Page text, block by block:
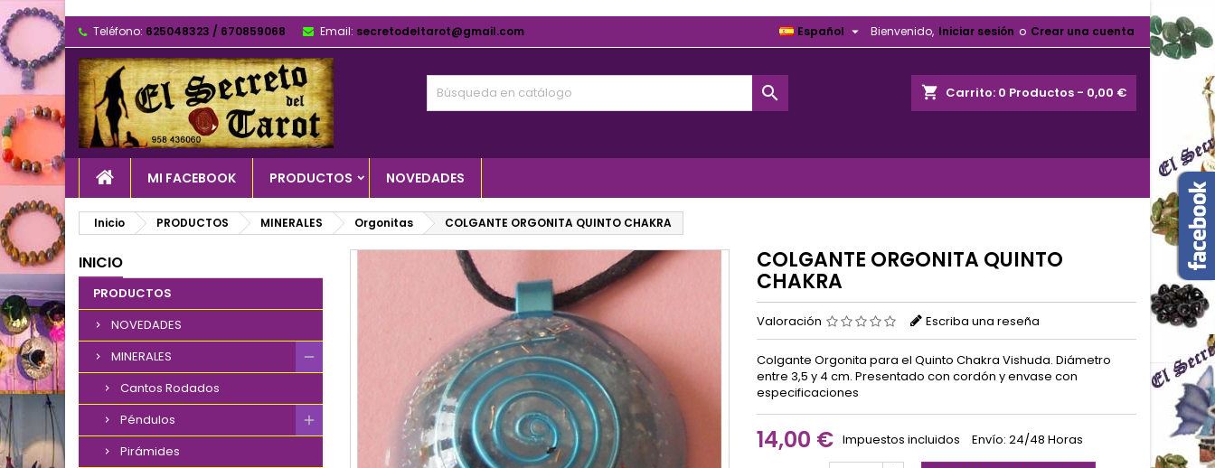
Teléfono: 625048323 / 670859068 Email: secretodeltarot@gmail.com Bienvenido, Iniciar sesión o Crear una cuenta
Español 
shopping_cart Carrito: 0 Productos - 0,00 €

MI FACEBOOK PRODUCTOS NOVEDADES
Inicio PRODUCTOS MINERALES Orgonitas COLGANTE ORGONITA QUINTO CHAKRA
INICIO
PRODUCTOS
NOVEDADES
MINERALES
Cantos Rodados
Péndulos
Pirámides
COLGANTE ORGONITA QUINTO
CHAKRA
Valoración Escriba una reseña
Colgante Orgonita para el Quinto Chakra Vishuda. Diámetro
entre 3,5 y 4 cm. Presentado con cordón y envase con
especificaciones
14,00 € Impuestos incluidos Envío: 24/48 Horas